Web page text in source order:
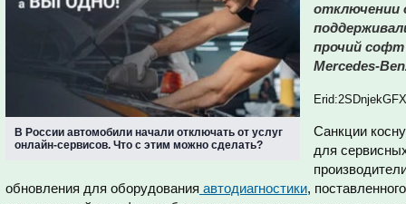
В России автомобили начали отключать от услуг
онлайн-сервисов. Что с этим можно сделать?
отключении
прочий софт
Mercedes-
Санкции
для
обновления для оборудования автодиагностики,